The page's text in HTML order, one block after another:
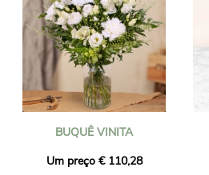
BUQUÊ VINITA
Um preço € 110,28